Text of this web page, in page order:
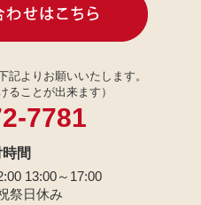
記よりお願いいたします。
ることが出来ます）
7781
間
13:00～17:00
祭日休み